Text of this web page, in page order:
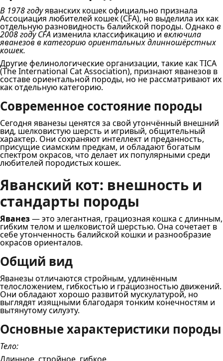
В 1978 годуяванских кошек официально признала
Ассоциация любителей кошек (CFA), но выделила их как
отдельную разновидность балийской породы. Однако в
2008 году CFA изменила классификацию ивключила
яванезов в категорию ориентальных длинношёрстных
кошек.
Другие фелинологические организации, такие как TICA
(The International Cat Association), признают яванезов в
составе ориентальной породы, но не рассматривают их
как отдельную категорию.
Современное состояние породы
Сегодня яванезы ценятся за свой утончённый внешний
вид, шелковистую шерсть и игривый, общительный
характер. Они сохраняют интеллект и преданность,
присущие сиамским предкам, и обладают богатым
спектром окрасов, что делает их популярными среди
любителей породистых кошек.
Яванский кот: внешность и
стандарты породы
Яванез— это элегантная, грациозная кошка с длинным,
гибким телом и шелковистой шерстью. Она сочетает в
себе утонченность балийской кошки и разнообразие
окрасов ориенталов.
Общий вид
Яванезы отличаются стройным, удлинённым
телосложением, гибкостью и грациозностью движений.
Они обладают хорошо развитой мускулатурой, но
выглядят изящными благодаря тонким конечностям и
вытянутому силуэту.
Основные характеристики породы
Тело: